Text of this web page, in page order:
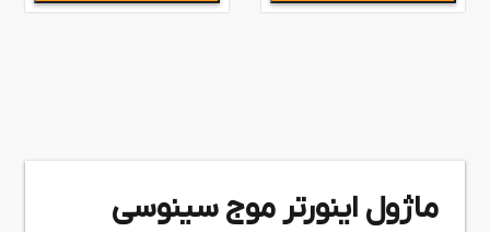
ماژول اینورتر موج سینوسی